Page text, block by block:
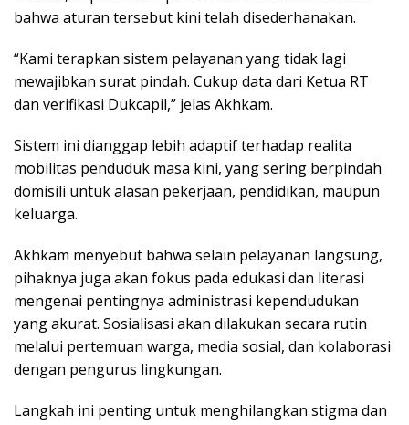
bahwa aturan tersebut kini telah disederhanakan.
“Kami terapkan sistem pelayanan yang tidak lagi
mewajibkan surat pindah. Cukup data dari Ketua RT
dan verifikasi Dukcapil,” jelas Akhkam.
Sistem ini dianggap lebih adaptif terhadap realita
mobilitas penduduk masa kini, yang sering berpindah
domisili untuk alasan pekerjaan, pendidikan, maupun
keluarga.
Akhkam menyebut bahwa selain pelayanan langsung,
pihaknya juga akan fokus pada edukasi dan literasi
mengenai pentingnya administrasi kependudukan
yang akurat. Sosialisasi akan dilakukan secara rutin
melalui pertemuan warga, media sosial, dan kolaborasi
dengan pengurus lingkungan.
Langkah ini penting untuk menghilangkan stigma dan